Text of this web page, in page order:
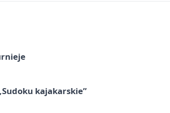
kajakarskie”